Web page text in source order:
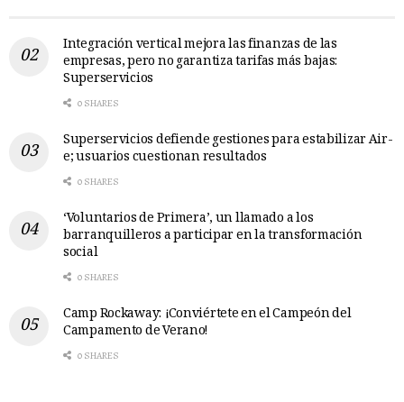
Integración vertical mejora las finanzas de las
empresas, pero no garantiza tarifas más bajas:
Superservicios
0 SHARES
Superservicios defiende gestiones para estabilizar Air-
e; usuarios cuestionan resultados
0 SHARES
‘Voluntarios de Primera’, un llamado a los
barranquilleros a participar en la transformación
social
0 SHARES
Camp Rockaway: ¡Conviértete en el Campeón del
Campamento de Verano!
0 SHARES